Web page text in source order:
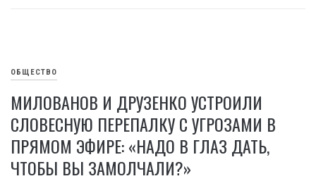
ОБЩЕСТВО
МИЛОВАНОВ И ДРУЗЕНКО УСТРОИЛИ
СЛОВЕСНУЮ ПЕРЕПАЛКУ С УГРОЗАМИ В
ПРЯМОМ ЭФИРЕ: «НАДО В ГЛАЗ ДАТЬ,
ЧТОБЫ ВЫ ЗАМОЛЧАЛИ?»